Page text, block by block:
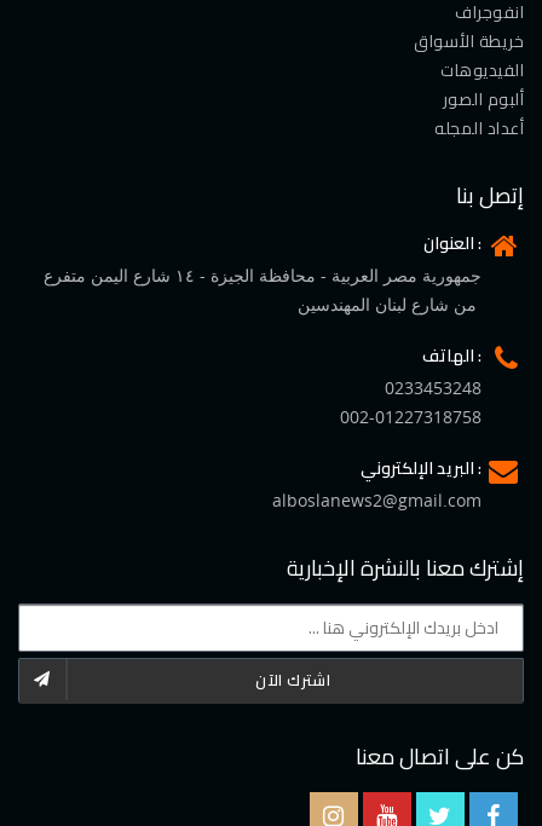
انفوجراف
خريطة الأسواق
الفيديوهات
ألبوم الصور
أعداد المجله
إتصل بنا
العنوان :
جمهورية مصر العربية - محافظة الجيزة - ١٤ شارع اليمن متفرع
الهاتف :
0233453248
002-01227318758
البريد الإلكتروني :
alboslanews2@gmail.com
إشترك معنا بالنشرة الإخبارية
اشترك الآن
كن على اتصال معنا